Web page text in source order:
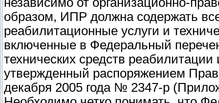
образом, ИПР должна содержать
реабилитационные услуги и
включенные в Федеральный
технических средств
утвержденный распоряжением
декабря 2005 года № 2347-р